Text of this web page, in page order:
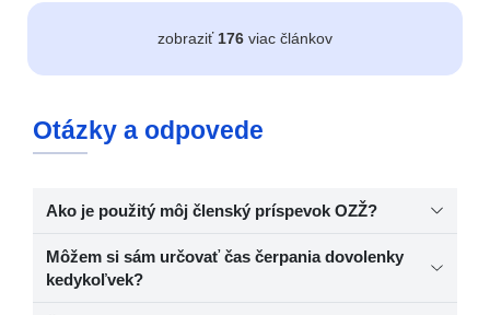
zobraziť 176 viac článkov
Otázky a odpovede
Ako je použitý môj členský príspevok OZŽ?
Môžem si sám určovať čas čerpania dovolenky
kedykoľvek?